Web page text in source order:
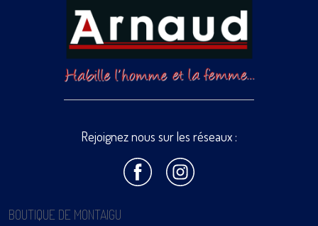
Rejoignez nous sur les réseaux :
BOUTIQUE DE MONTAIGU